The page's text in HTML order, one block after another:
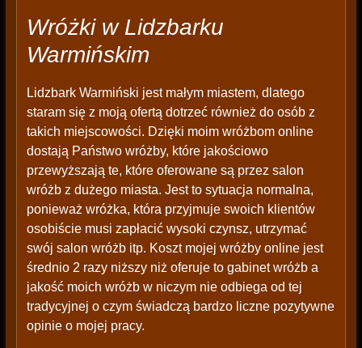
Wróżki w Lidzbarku
Warmińskim
Lidzbark Warmiński jest małym miastem, dlatego
staram się z moją ofertą dotrzeć również do osób z
takich miejscowości. Dzięki moim wróżbom online
dostają Państwo wróżby, które jakościowo
przewyższają te, które oferowane są przez salon
wróżb z dużego miasta. Jest to sytuacja normalna,
ponieważ wróżka, która przyjmuje swoich klientów
osobiście musi zapłacić wysoki czynsz, utrzymać
swój salon wróżb itp. Koszt mojej wróżby online jest
średnio 2 razy niższy niż oferuje to gabinet wróżb a
jakość moich wróżb w niczym nie odbiega od tej
tradycyjnej o czym świadczą bardzo liczne pozytywne
opinie o mojej pracy.